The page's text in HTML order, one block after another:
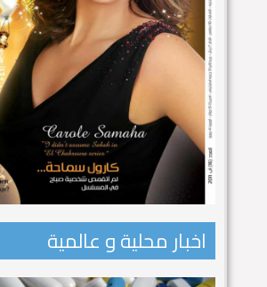
اخبار محلية و عالمية